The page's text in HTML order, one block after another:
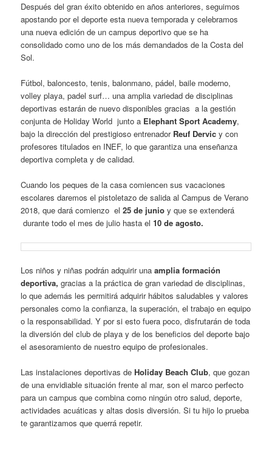
Después del gran éxito obtenido en años anteriores, seguimos
apostando por el deporte esta nueva temporada y celebramos
una nueva edición de un campus deportivo que se ha
consolidado como uno de los más demandados de la Costa del
Sol.
Fútbol, baloncesto, tenis, balonmano, pádel, baile moderno,
volley playa, padel surf… una amplia variedad de disciplinas
deportivas estarán de nuevo disponibles gracias a la gestión
conjunta de Holiday World junto a Elephant Sport Academy,
bajo la dirección del prestigioso entrenadorReuf Dervic y con
profesores titulados en INEF, lo que garantiza una enseñanza
deportiva completa y de calidad.
Cuando los peques de la casa comiencen sus vacaciones
escolares daremos el pistoletazo de salida al Campus de Verano
2018, que dará comienzo el25 de junio y que se extenderá
durante todo el mes de julio hasta el10 de agosto.
Los niños y niñas podrán adquirir unaamplia formación
deportiva, gracias a la práctica de gran variedad de disciplinas,
lo que además les permitirá adquirir hábitos saludables y valores
personales como la confianza, la superación, el trabajo en equipo
o la responsabilidad. Y por si esto fuera poco, disfrutarán de toda
la diversión del club de playa y de los beneficios del deporte bajo
el asesoramiento de nuestro equipo de profesionales.
Las instalaciones deportivas deHoliday Beach Club, que gozan
de una envidiable situación frente al mar, son el marco perfecto
para un campus que combina como ningún otro salud, deporte,
actividades acuáticas y altas dosis diversión. Si tu hijo lo prueba
te garantizamos que querrá repetir.